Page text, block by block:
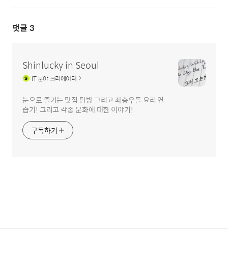
댓글 3
Shinlucky in Seoul
IT분야 크리에이터
눈으로 즐기는 맛집 탐방 그리고 좌충우돌 요리 연
습기! 그리고 각종 문화에 대한 이야기!
구독하기